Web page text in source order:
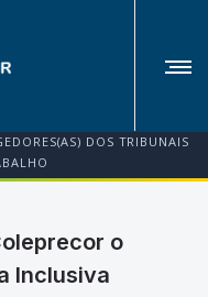
DOS TRIBUNAIS
o
Inclusiva